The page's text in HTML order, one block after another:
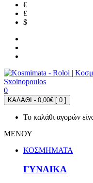
€
£
$
0
ΚΑΛΑΘΙ - 0,00€ [ 0 ]
Το καλάθι αγορών
ΜΕΝΟΥ
ΚΟΣΜΗΜΑΤΑ
ΓΥΝΑΙΚΑ